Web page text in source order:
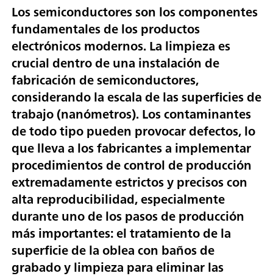
Los semiconductores son los componentes
fundamentales de los productos
electrónicos modernos. La limpieza es
crucial dentro de una instalación de
fabricación de semiconductores,
considerando la escala de las superficies de
trabajo (nanómetros). Los contaminantes
de todo tipo pueden provocar defectos, lo
que lleva a los fabricantes a implementar
procedimientos de control de producción
extremadamente estrictos y precisos con
alta reproducibilidad, especialmente
durante uno de los pasos de producción
más importantes: el tratamiento de la
superficie de la oblea con baños de
grabado y limpieza para eliminar las